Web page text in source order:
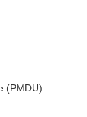
(PMDU)